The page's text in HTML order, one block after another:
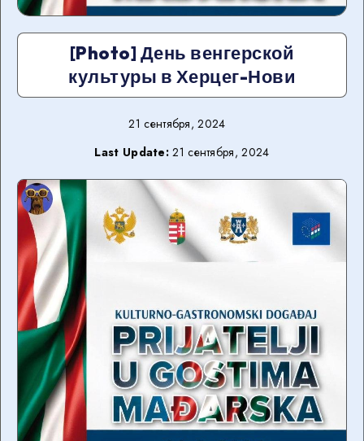
[Photo] День венгерской
культуры в Херцег-Нови
21 сентября, 2024
Last Update: 21 сентября, 2024